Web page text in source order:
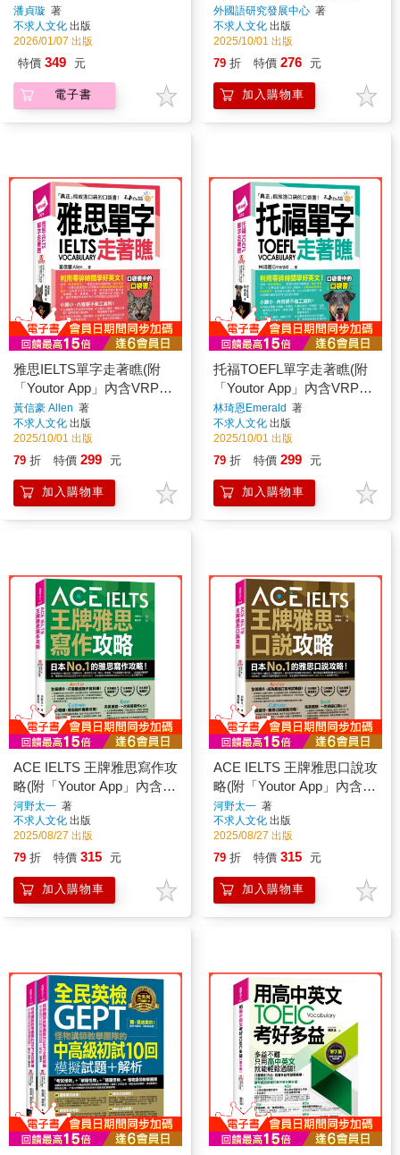
潘貞璇 著
不求人文化 出版
2026/01/07 出版
特價 349 元
電子書
+防水書套)
外國語研究發展中心 著
不求人文化 出版
2025/10/01 出版
79 折 特價 276 元
加入購物車
雅思IELTS單字走著瞧(附
「Youtor App」內含VRP虛
擬點讀筆+防水書套)
黃信豪 Allen 著
不求人文化 出版
2025/10/01 出版
79 折 特價 299 元
加入購物車
托福TOEFL單字走著瞧(附
「Youtor App」內含VRP虛
擬點讀筆+防水書套)
林琦恩Emerald 著
不求人文化 出版
2025/10/01 出版
79 折 特價 299 元
加入購物車
ACE IELTS 王牌雅思寫作攻
略(附「Youtor App」內含
VRP虛擬點讀筆)
河野太一 著
不求人文化 出版
2025/08/27 出版
79 折 特價 315 元
加入購物車
ACE IELTS 王牌雅思口說攻
略(附「Youtor App」內含
VRP虛擬點讀筆)
河野太一 著
不求人文化 出版
2025/08/27 出版
79 折 特價 315 元
加入購物車